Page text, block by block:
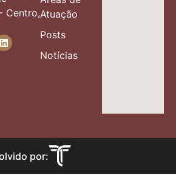
Centro,Atuação
Posts
Notícias
por: